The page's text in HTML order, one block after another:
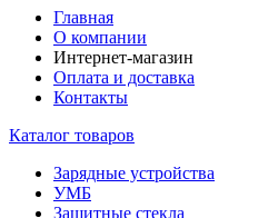
Главная
О компании
Интернет-магазин
Оплата и доставка
Контакты
Каталог товаров
Зарядные устройства
УМБ
Защитные стекла